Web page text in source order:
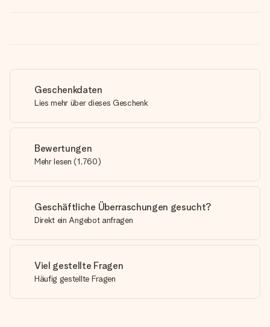
Geschenkdaten
Lies mehr über dieses Geschenk
Bewertungen
Mehr lesen (1,760)
Geschäftliche Überraschungen gesucht?
Direkt ein Angebot anfragen
Viel gestellte Fragen
Häufig gestellte Fragen